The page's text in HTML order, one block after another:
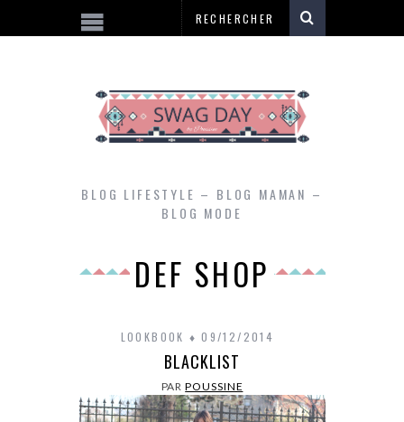
BLOG LIFESTYLE – BLOG MAMAN –
BLOG MODE
DEF SHOP
LOOKBOOK 09/12/2014
BLACKLIST
PARPOUSSINE